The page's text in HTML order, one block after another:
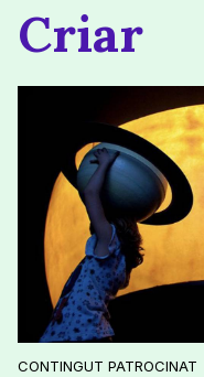
Criar
CONTINGUT PATROCINAT